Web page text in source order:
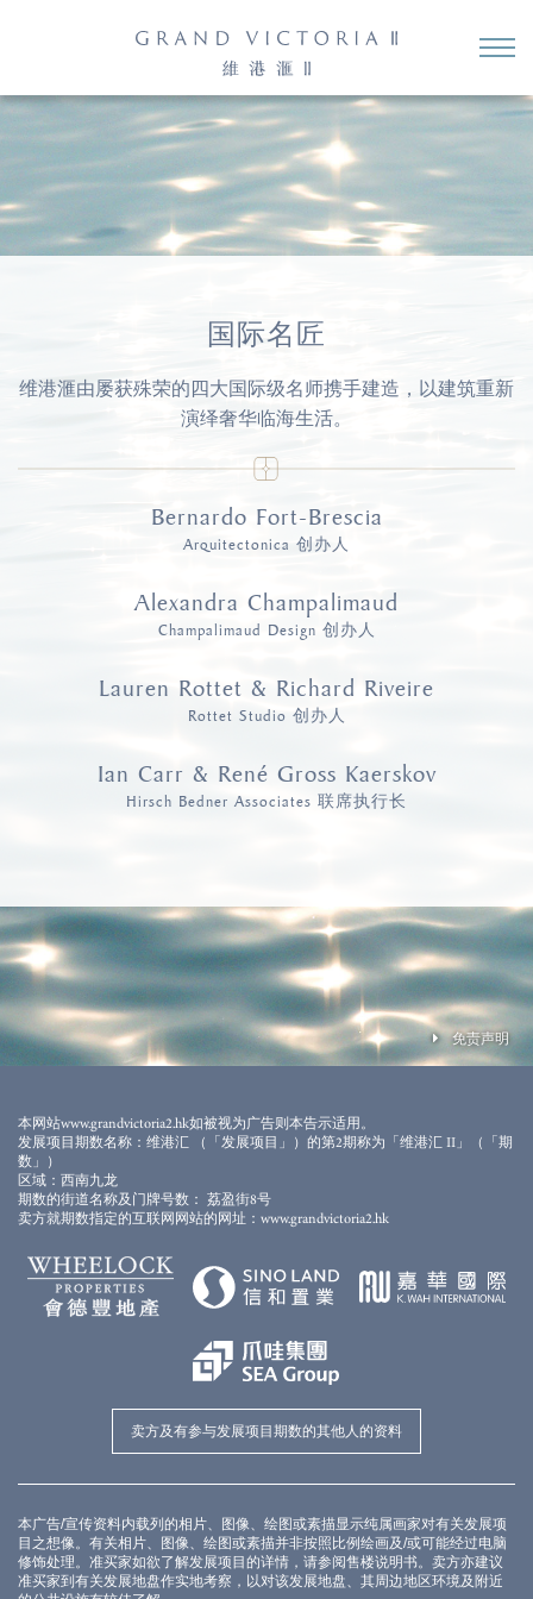
国际名匠
维港滙由屡获殊荣的四大国际级名师携手建造，以建筑重新
演绎奢华临海生活。
Bernardo Fort-Brescia
Arquitectonica 创办人
Alexandra Champalimaud
Champalimaud Design 创办人
Lauren Rottet & Richard Riveire
Rottet Studio 创办人
Ian Carr & René Gross Kaerskov
Hirsch Bedner Associates 联席执行长
免责声明
筑物及环境，亦与发展项目及/或期数无关。相关库存图片/影片并不构成亦不得诠释成任
何不论明示或隐含之要约、 陈述、契约、承诺或合同条款（不论是否与景观有关）。详
情请参閲售楼説明书。
本网站www.grandvictoria2.hk如被视为广告则本告示适用。
发展项目期数名称：维港汇 （「发展项目」）的第2期称为「维港汇 II」（「期
数」）
区域：西南九龙
期数的街道名称及门牌号数： 荔盈街8号
卖方就期数指定的互联网网站的网址：www.grandvictoria2.hk
卖方及有参与发展项目期数的其他人的资料
本广告/宣传资料内载列的相片、图像、绘图或素描显示纯属画家对有关发展项
目之想像。有关相片、图像、绘图或素描并非按照比例绘画及/或可能经过电脑
修饰处理。准买家如欲了解发展项目的详情，请参阅售楼说明书。卖方亦建议
准买家到有关发展地盘作实地考察，以对该发展地盘、其周边地区环境及附近